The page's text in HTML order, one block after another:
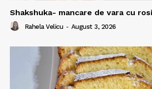
Shakshuka- mancare de vara cu
Rahela Velicu - August 3, 2026